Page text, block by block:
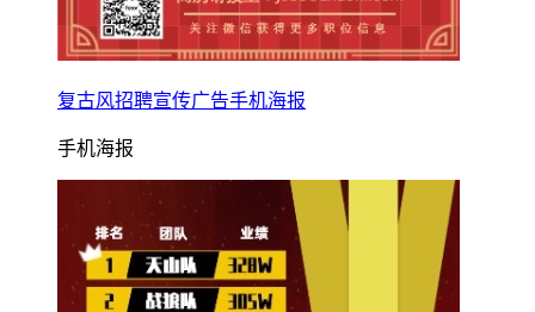
复古风招聘宣传广告手机海报
手机海报